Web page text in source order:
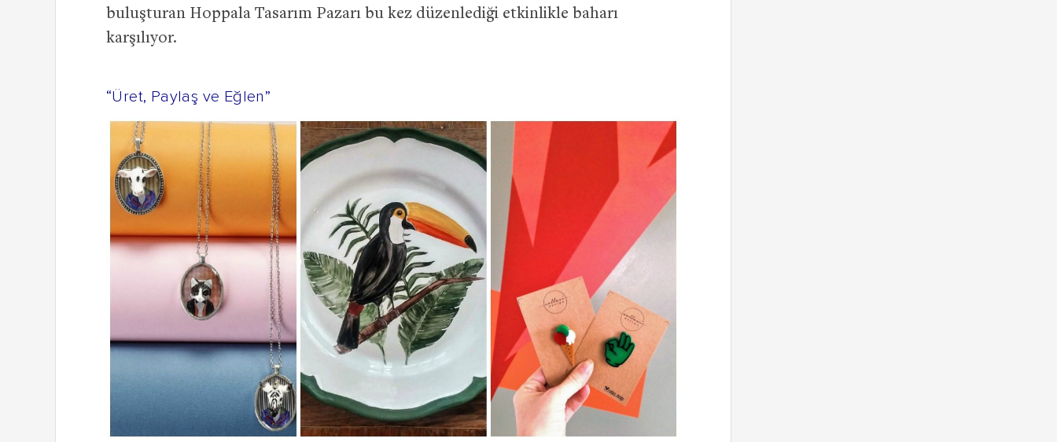
buluşturan Hoppala Tasarım Pazarı bu kez düzenlediği etkinlikle baharı
karşılıyor.
“Üret, Paylaş ve Eğlen”